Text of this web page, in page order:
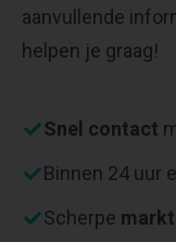
aanvullende
helpen je graag!
Snel contact
Binnen 24 uur
Scherpe